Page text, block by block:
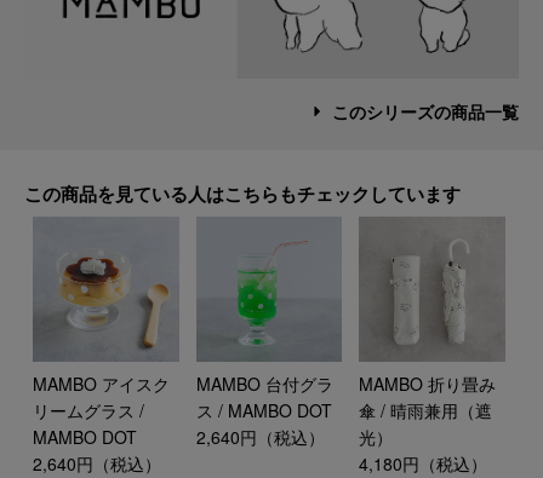
このシリーズの商品一覧
この商品を見ている人はこちらもチェックしています
MAMBO アイスク
リームグラス /
MAMBO DOT
2,640円（税込）
MAMBO 台付グラ
ス / MAMBO DOT
2,640円（税込）
MAMBO 折り畳み
傘 / 晴雨兼用（遮
光）
4,180円（税込）